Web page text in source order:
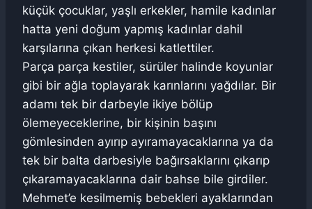
küçük çocuklar, yaşlı erkekler, hamile kadınlar
hatta yeni doğum yapmış kadınlar dahil
karşılarına çıkan herkesi katlettiler.
Parça parça kestiler, sürüler halinde koyunlar
gibi bir ağla toplayarak karınlarını yağdılar. Bir
adamı tek bir darbeyle ikiye bölüp
ölemeyeceklerine, bir kişinin başını
gömlesinden ayırıp ayıramayacaklarına ya da
tek bir balta darbesiyle bağırsaklarını çıkarıp
çıkaramayacaklarına dair bahse bile girdiler.
Mehmet’e kesilmemiş bebekleri ayaklarından